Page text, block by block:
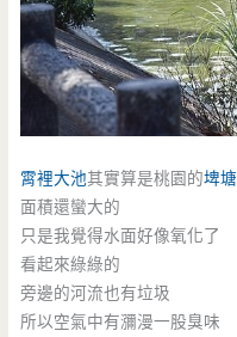
霄裡大池其實算是桃園的埤塘
面積還蠻大的
只是我覺得水面好像氧化了
看起來綠綠的
旁邊的河流也有垃圾
所以空氣中有瀰漫一股臭味